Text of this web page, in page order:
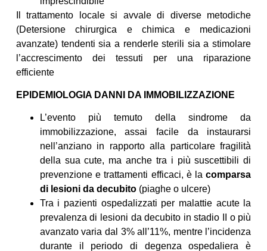
Il trattamento locale si avvale di diverse metodiche
(Detersione chirurgica e chimica e medicazioni
avanzate) tendenti sia a renderle sterili sia a stimolare
l’accrescimento dei tessuti per una riparazione
efficiente
EPIDEMIOLOGIA DANNI DA IMMOBILIZZAZIONE
L’evento più temuto della sindrome da
immobilizzazione, assai facile da instaurarsi
nell’anziano in rapporto alla particolare fragilità
della sua cute, ma anche tra i più suscettibili di
prevenzione e trattamenti efficaci, è lacomparsa
di lesioni da decubito (piaghe o ulcere)
Tra i pazienti ospedalizzati per malattie acute la
prevalenza di lesioni da decubito in stadio II o più
avanzato varia dal 3% all’11%, mentre l’incidenza
durante il periodo di degenza ospedaliera è